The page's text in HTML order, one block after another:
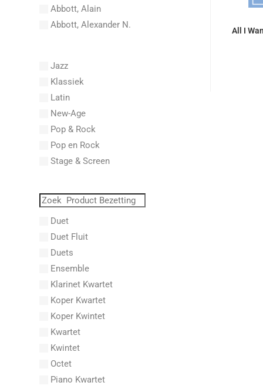
All I
Abbott, Alain
Abbott, Alexander N.
Abel, Lex
Aberg, Johan Ludvig
Aboucaya, Christian
Aboulker, Isabelle
Abraham, Paul
Abrams, Lester
Abreu, Zequinha
Absil, Jean
Abt, Franz Wilhelm
AC/DC
Achleitner, Rudolf
Acker, Dieter
Acosta, Omar
Adam Gorb
Adam, Adolphe Charles
Adam, Amy
Adams, Billy
Adams, Bryan
Adams, Byron
Jazz
Klassiek
Latin
New-Age
Pop & Rock
Pop en Rock
Stage & Screen
Duet
Duet Fluit
Duets
Ensemble
Klarinet Kwartet
Koper Kwartet
Koper Kwintet
Kwartet
Kwintet
Octet
Piano Kwartet